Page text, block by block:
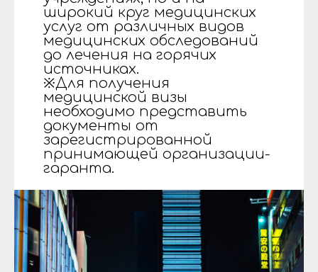
широкий круг медицинских
услуг от различных видов
медицинских обследований
до лечения на горячих
источниках.
※Для получения
медицинской визы
необходимо представить
документы от
зарегистрированной
принимающей организации-
гаранта.